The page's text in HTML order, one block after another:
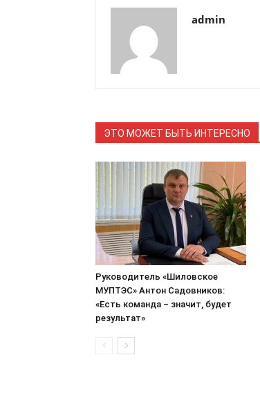
admin
ЭТО МОЖЕТ БЫТЬ ИНТЕРЕСНО
Руководитель «Шиловское
МУПТЭС» Антон Садовников:
«Есть команда – значит, будет
результат»